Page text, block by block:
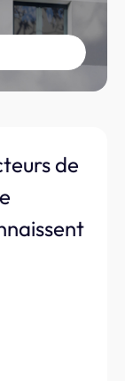
de